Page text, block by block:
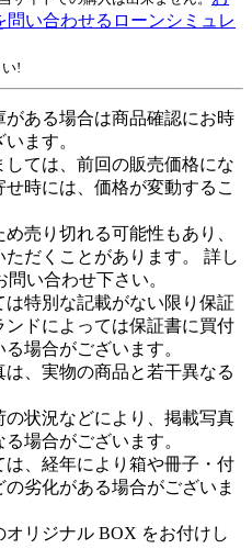
問い合わせる ローンシミュレ
!
ある場合は商品確認にお時
ます。
ては、前回の販売価格にな
時には、価格が変動するこ
売り切れる可能性もあり、
だくことがあります。 詳し
問い合わせ下さい。
特別な記載がない限り保証
ドによっては保証書に買付
場合がございます。
、実物の商品と若干異なる
状況などにより、掲載写真
場合がございます。
、経年により箱や冊子・付
劣化がある場合がございま
リジナル BOX をお付けし